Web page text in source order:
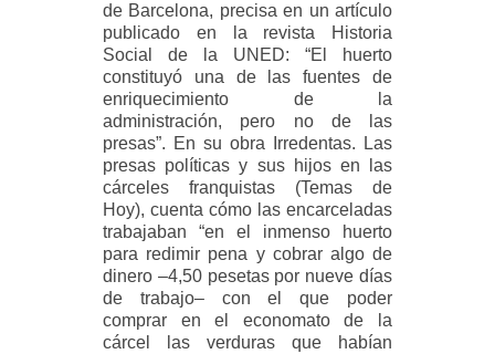
de Barcelona, precisa en un artículo
publicado en la revista Historia
Social de la UNED: “El huerto
constituyó una de las fuentes de
enriquecimiento de la
administración, pero no de las
presas”. En su obra Irredentas. Las
presas políticas y sus hijos en las
cárceles franquistas (Temas de
Hoy), cuenta cómo las encarceladas
trabajaban “en el inmenso huerto
para redimir pena y cobrar algo de
dinero –4,50 pesetas por nueve días
de trabajo– con el que poder
comprar en el economato de la
cárcel las verduras que habían